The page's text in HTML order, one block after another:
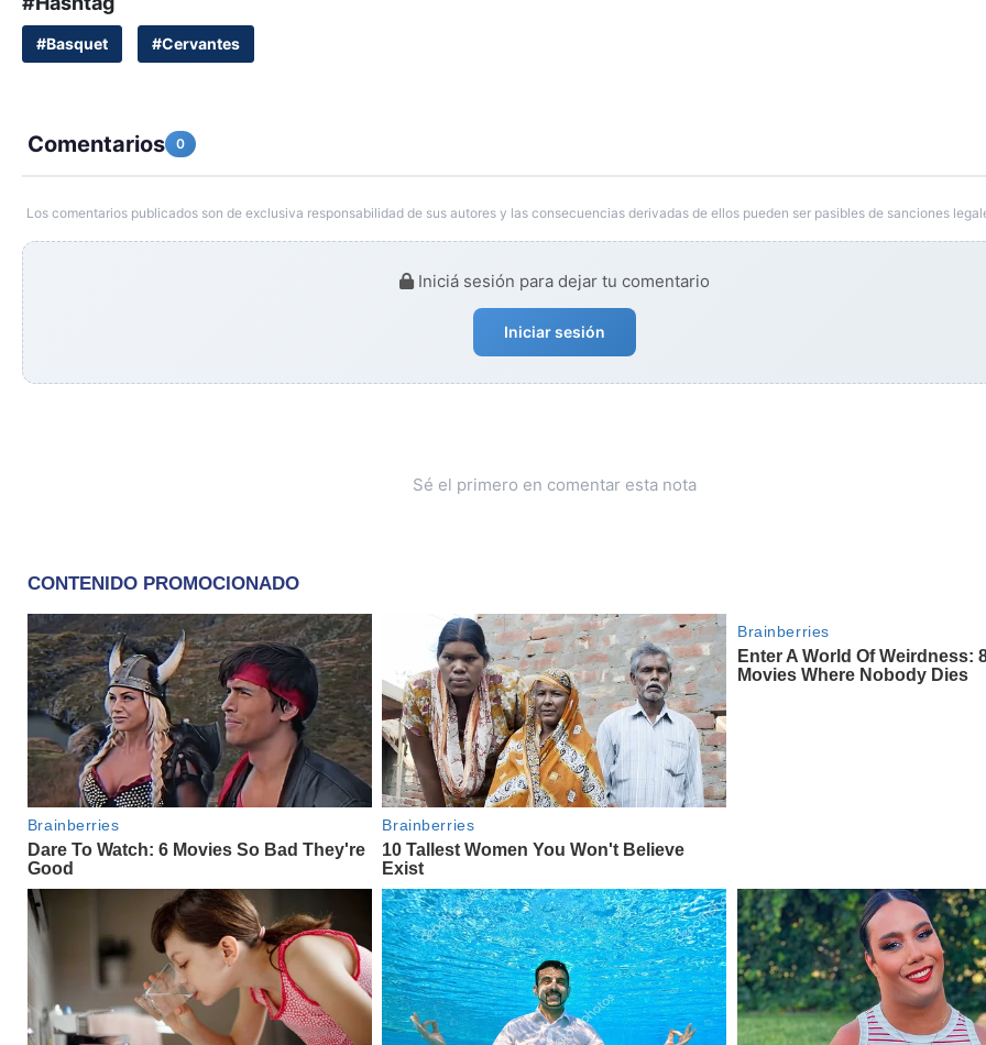
#Basquet #Cervantes
Comentarios 0
Los comentarios publicados son de exclusiva responsabilidad de sus autores y las consecuencias derivadas de ellos pueden ser pasibles de sanciones
Iniciá sesión para dejar tu comentario
Iniciar sesión
Sé el primero en comentar esta nota